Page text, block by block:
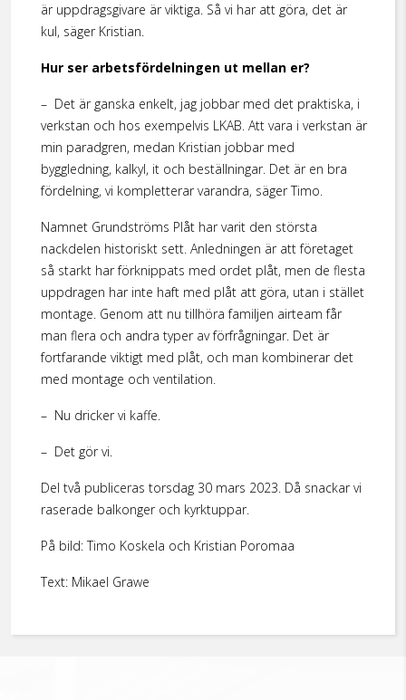
är uppdragsgivare är viktiga. Så vi har att göra, det är
kul, säger Kristian.
Hur ser arbetsfördelningen ut mellan er?
– Det är ganska enkelt, jag jobbar med det praktiska, i
verkstan och hos exempelvis LKAB. Att vara i verkstan är
min paradgren, medan Kristian jobbar med
byggledning, kalkyl, it och beställningar. Det är en bra
fördelning, vi kompletterar varandra, säger Timo.
Namnet Grundströms Plåt har varit den största
nackdelen historiskt sett. Anledningen är att företaget
så starkt har förknippats med ordet plåt, men de flesta
uppdragen har inte haft med plåt att göra, utan i stället
montage. Genom att nu tillhöra familjen airteam får
man flera och andra typer av förfrågningar. Det är
fortfarande viktigt med plåt, och man kombinerar det
med montage och ventilation.
– Nu dricker vi kaffe.
– Det gör vi.
Del två publiceras torsdag 30 mars 2023. Då snackar vi
raserade balkonger och kyrktuppar.
På bild: Timo Koskela och Kristian Poromaa
Text: Mikael Grawe